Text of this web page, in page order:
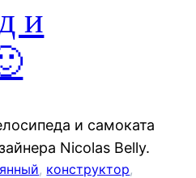
и
и самоката
Nicolas Belly.
, конструктор